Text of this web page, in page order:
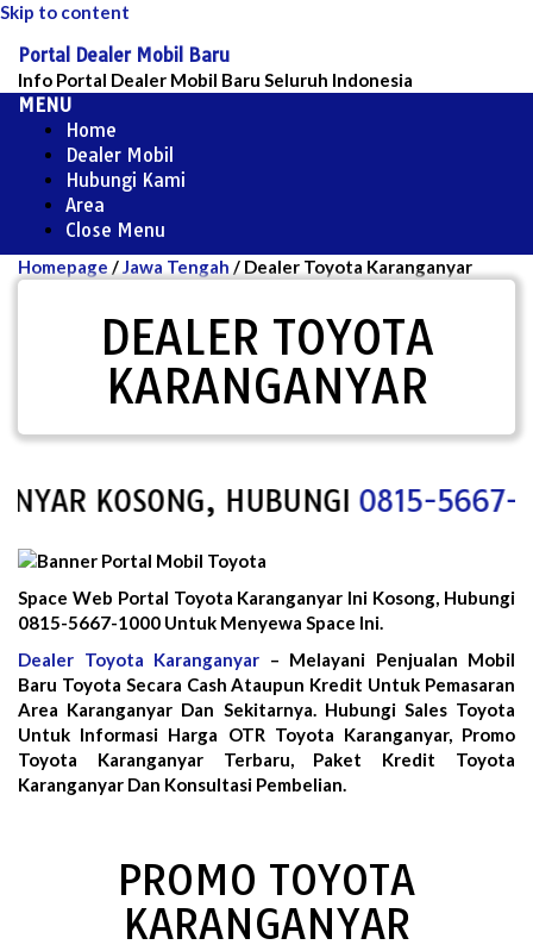
Skip to content
Portal Dealer Mobil Baru
Info Portal Dealer Mobil Baru Seluruh Indonesia
MENU
Home
Dealer Mobil
Hubungi Kami
Area
Close Menu
Homepage /Jawa Tengah / Dealer Toyota Karanganyar
DEALER TOYOTA
KARANGANYAR
KOSONG, HUBUNGI0815-5667-
Space Web Portal Toyota Karanganyar Ini Kosong, Hubungi
0815-5667-1000 Untuk Menyewa Space Ini.
Dealer Toyota Karanganyar – Melayani Penjualan Mobil
Baru Toyota Secara Cash Ataupun Kredit Untuk Pemasaran
Area Karanganyar Dan Sekitarnya. Hubungi Sales Toyota
Untuk Informasi Harga OTR Toyota Karanganyar, Promo
Toyota Karanganyar Terbaru, Paket Kredit Toyota
Karanganyar Dan Konsultasi Pembelian.
PROMO TOYOTA
KARANGANYAR